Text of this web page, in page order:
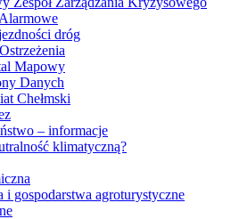
dróg
Mapowy
Danych
Chełmski
– informacje
klimatyczną?
i gospodarstwa agroturystyczne